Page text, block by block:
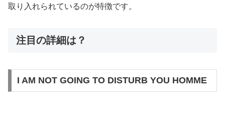
取り入れられているのが特徴です。
注目の詳細は？
I AM NOT GOING TO DISTURB YOU HOMME